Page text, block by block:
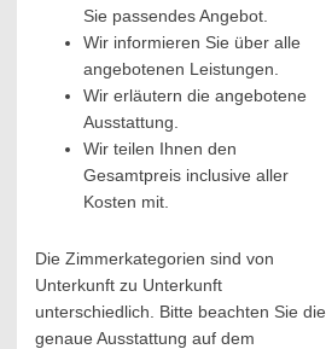
Sie passendes Angebot.
Wir informieren Sie über alle
angebotenen Leistungen.
Wir erläutern die angebotene
Ausstattung.
Wir teilen Ihnen den
Gesamtpreis inclusive aller
Kosten mit.
Die Zimmerkategorien sind von
Unterkunft zu Unterkunft
unterschiedlich. Bitte beachten Sie die
genaue Ausstattung auf dem